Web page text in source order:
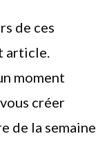
de ces
article.
moment
créer
de la semaine